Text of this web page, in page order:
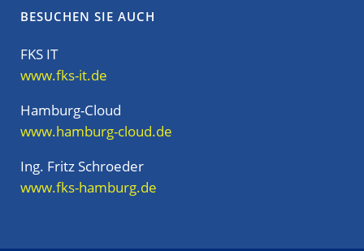
BESUCHEN SIE AUCH
FKS IT
www.fks-it.de
Hamburg-Cloud
www.hamburg-cloud.de
Ing. Fritz Schroeder
www.fks-hamburg.de